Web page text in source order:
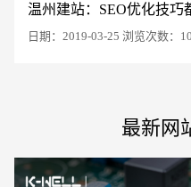
温州建站：SEO优化技巧
日期：2019-03-25 浏览次数：
最新网